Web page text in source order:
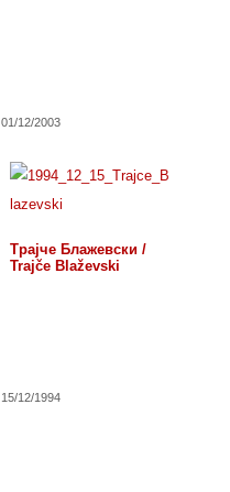
01/12/2003
Трајче Блажевски /
Trajče Blaževski
15/12/1994